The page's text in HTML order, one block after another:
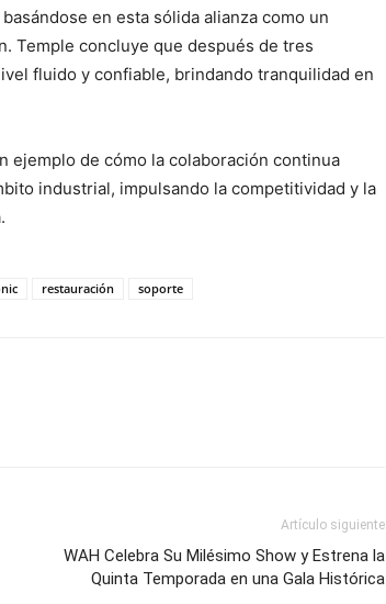
en esta sólida alianza como un
Temple concluye que después de tres
fluido y confiable, brindando tranquilidad en
ejemplo de cómo la colaboración continua
industrial, impulsando la competitividad y la
restauración soporte
Artículo siguiente
WAH Celebra Su Milésimo Show y Estrena la
Quinta Temporada en una Gala Histórica